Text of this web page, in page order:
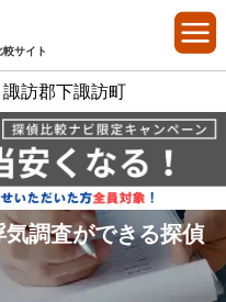
較サイト
諏訪郡下諏訪町
調査ができる探偵